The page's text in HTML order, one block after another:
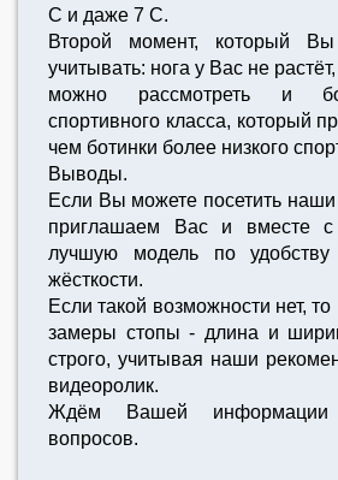
C и даже 7 С.
Второй момент, который
учитывать: нога у Вас не
можно рассмотреть и
спортивного класса, который
чем ботинки более низкого
Выводы.
Если Вы можете посетить
приглашаем Вас и вместе
лучшую модель по
жёсткости.
Если такой возможности нет,
замеры стопы - длина и
строго, учитывая наши
видеоролик.
Ждём Вашей
вопросов.